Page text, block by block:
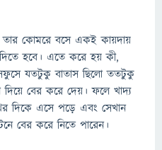
তার কোমরে বসে একই কায়দায়
হবে। এতে করে হয় কী,
যতটুকু বাতাস ছিলো ততটুকু
দিয়ে বের করে দেয়। ফলে খাদ্য
দিকে এসে পড়ে এবং সেখান
বের করে নিতে পারেন।